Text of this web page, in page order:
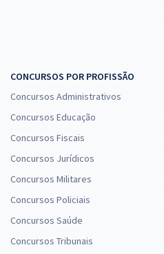
CONCURSOS POR PROFISSÃO
Concursos Administrativos
Concursos Educação
Concursos Fiscais
Concursos Jurídicos
Concursos Militares
Concursos Policiais
Concursos Saúde
Concursos Tribunais